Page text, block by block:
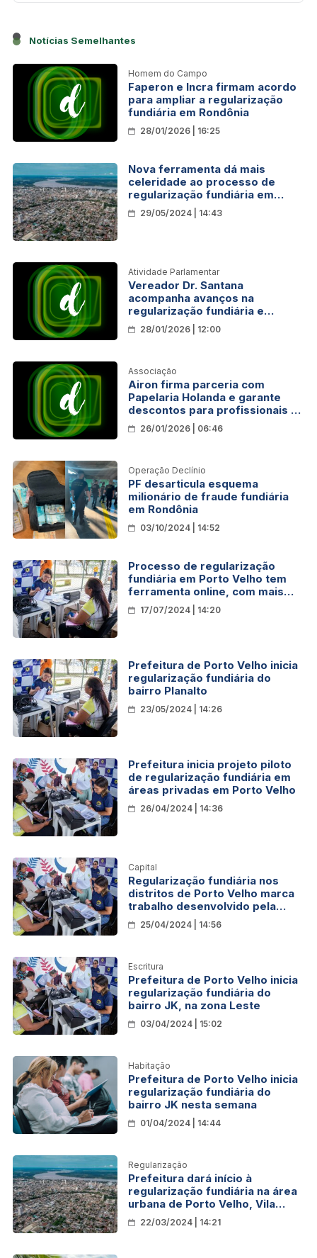
Notícias Semelhantes
Homem do Campo
Faperon e Incra firmam acordo
para ampliar a regularização
fundiária em Rondônia
28/01/2026 | 16:25
Nova ferramenta dá mais
celeridade ao processo de
regularização fundiária em
Porto Velho
29/05/2024 | 14:43
Atividade Parlamentar
Vereador Dr. Santana
acompanha avanços na
regularização fundiária e
destaca novo modelo de licença
de obras em Porto Velho
28/01/2026 | 12:00
Associação
Airon firma parceria com
Papelaria Holanda e garante
descontos para profissionais da
imprensa em Rondônia
26/01/2026 | 06:46
Operação Declínio
PF desarticula esquema
milionário de fraude fundiária
em Rondônia
03/10/2024 | 14:52
Processo de regularização
fundiária em Porto Velho tem
ferramenta online, com mais
agilidade ao cidadão
17/07/2024 | 14:20
Prefeitura de Porto Velho inicia
regularização fundiária do
bairro Planalto
23/05/2024 | 14:26
Prefeitura inicia projeto piloto
de regularização fundiária em
áreas privadas em Porto Velho
26/04/2024 | 14:36
Capital
Regularização fundiária nos
distritos de Porto Velho marca
trabalho desenvolvido pela
Semur
25/04/2024 | 14:56
Escritura
Prefeitura de Porto Velho inicia
regularização fundiária do
bairro JK, na zona Leste
03/04/2024 | 15:02
Habitação
Prefeitura de Porto Velho inicia
regularização fundiária do
bairro JK nesta semana
01/04/2024 | 14:44
Regularização
Prefeitura dará início à
regularização fundiária na área
urbana de Porto Velho, Vila
Calderita e distrito de Vista
Alegre do Abunã
22/03/2024 | 14:21